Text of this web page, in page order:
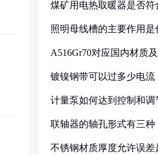
煤矿用电热取暖器是否符
照明母线槽的主要作用是
A516Gr70对应国内材质
镀镍钢带可以过多少电流
计量泵如何达到控制和调
联轴器的轴孔形式有三种
不锈钢材质厚度允许误差